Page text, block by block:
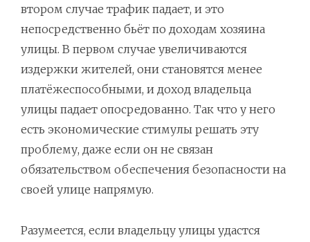
втором случае трафик падает, и это
непосредственно бьёт по доходам хозяина
улицы. В первом случае увеличиваются
издержки жителей, они становятся менее
платёжеспособными, и доход владельца
улицы падает опосредованно. Так что у него
есть экономические стимулы решать эту
проблему, даже если он не связан
обязательством обеспечения безопасности на
своей улице напрямую.
Разумеется, если владельцу улицы удастся